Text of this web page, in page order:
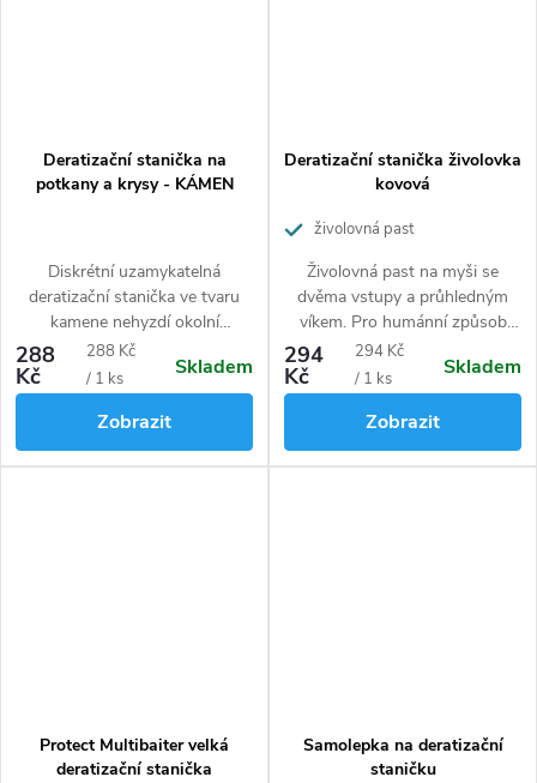
Deratizační stanička na
potkany a krysy - KÁMEN
Diskrétní uzamykatelná
deratizační stanička ve tvaru
kamene nehyzdí okolní
prostředí. Vhodné do okolí
hotelů, ubytovacích zařízení,
tábořišť apod.
288
Kč
Měrná
cena:
288 Kč
/ 1 ks
Skladem
Zobrazit
Deratizační stanička živolovka
kovová
živolovná past
Živolovná past na myši se
dvěma vstupy a průhledným
víkem. Pro humánní způsob
likvidace myší. Jednoduchá
obsluha.
294
Kč
Měrná
cena:
294 Kč
/ 1 ks
Skladem
Zobrazit
Protect Multibaiter velká
deratizační stanička
Samolepka na deratizační
staničku